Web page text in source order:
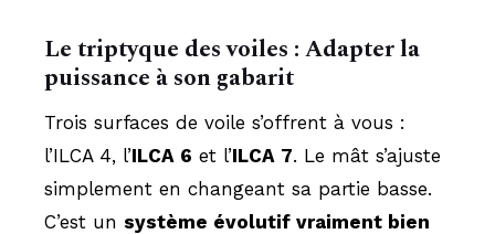
Le triptyque des voiles : Adapter la
puissance à son gabarit
Trois surfaces de voile s’offrent à vous :
l’ILCA 4, l’ILCA 6 et l’ILCA 7. Le mât s’ajuste
simplement en changeant sa partie basse.
C’est un système évolutif vraiment bien